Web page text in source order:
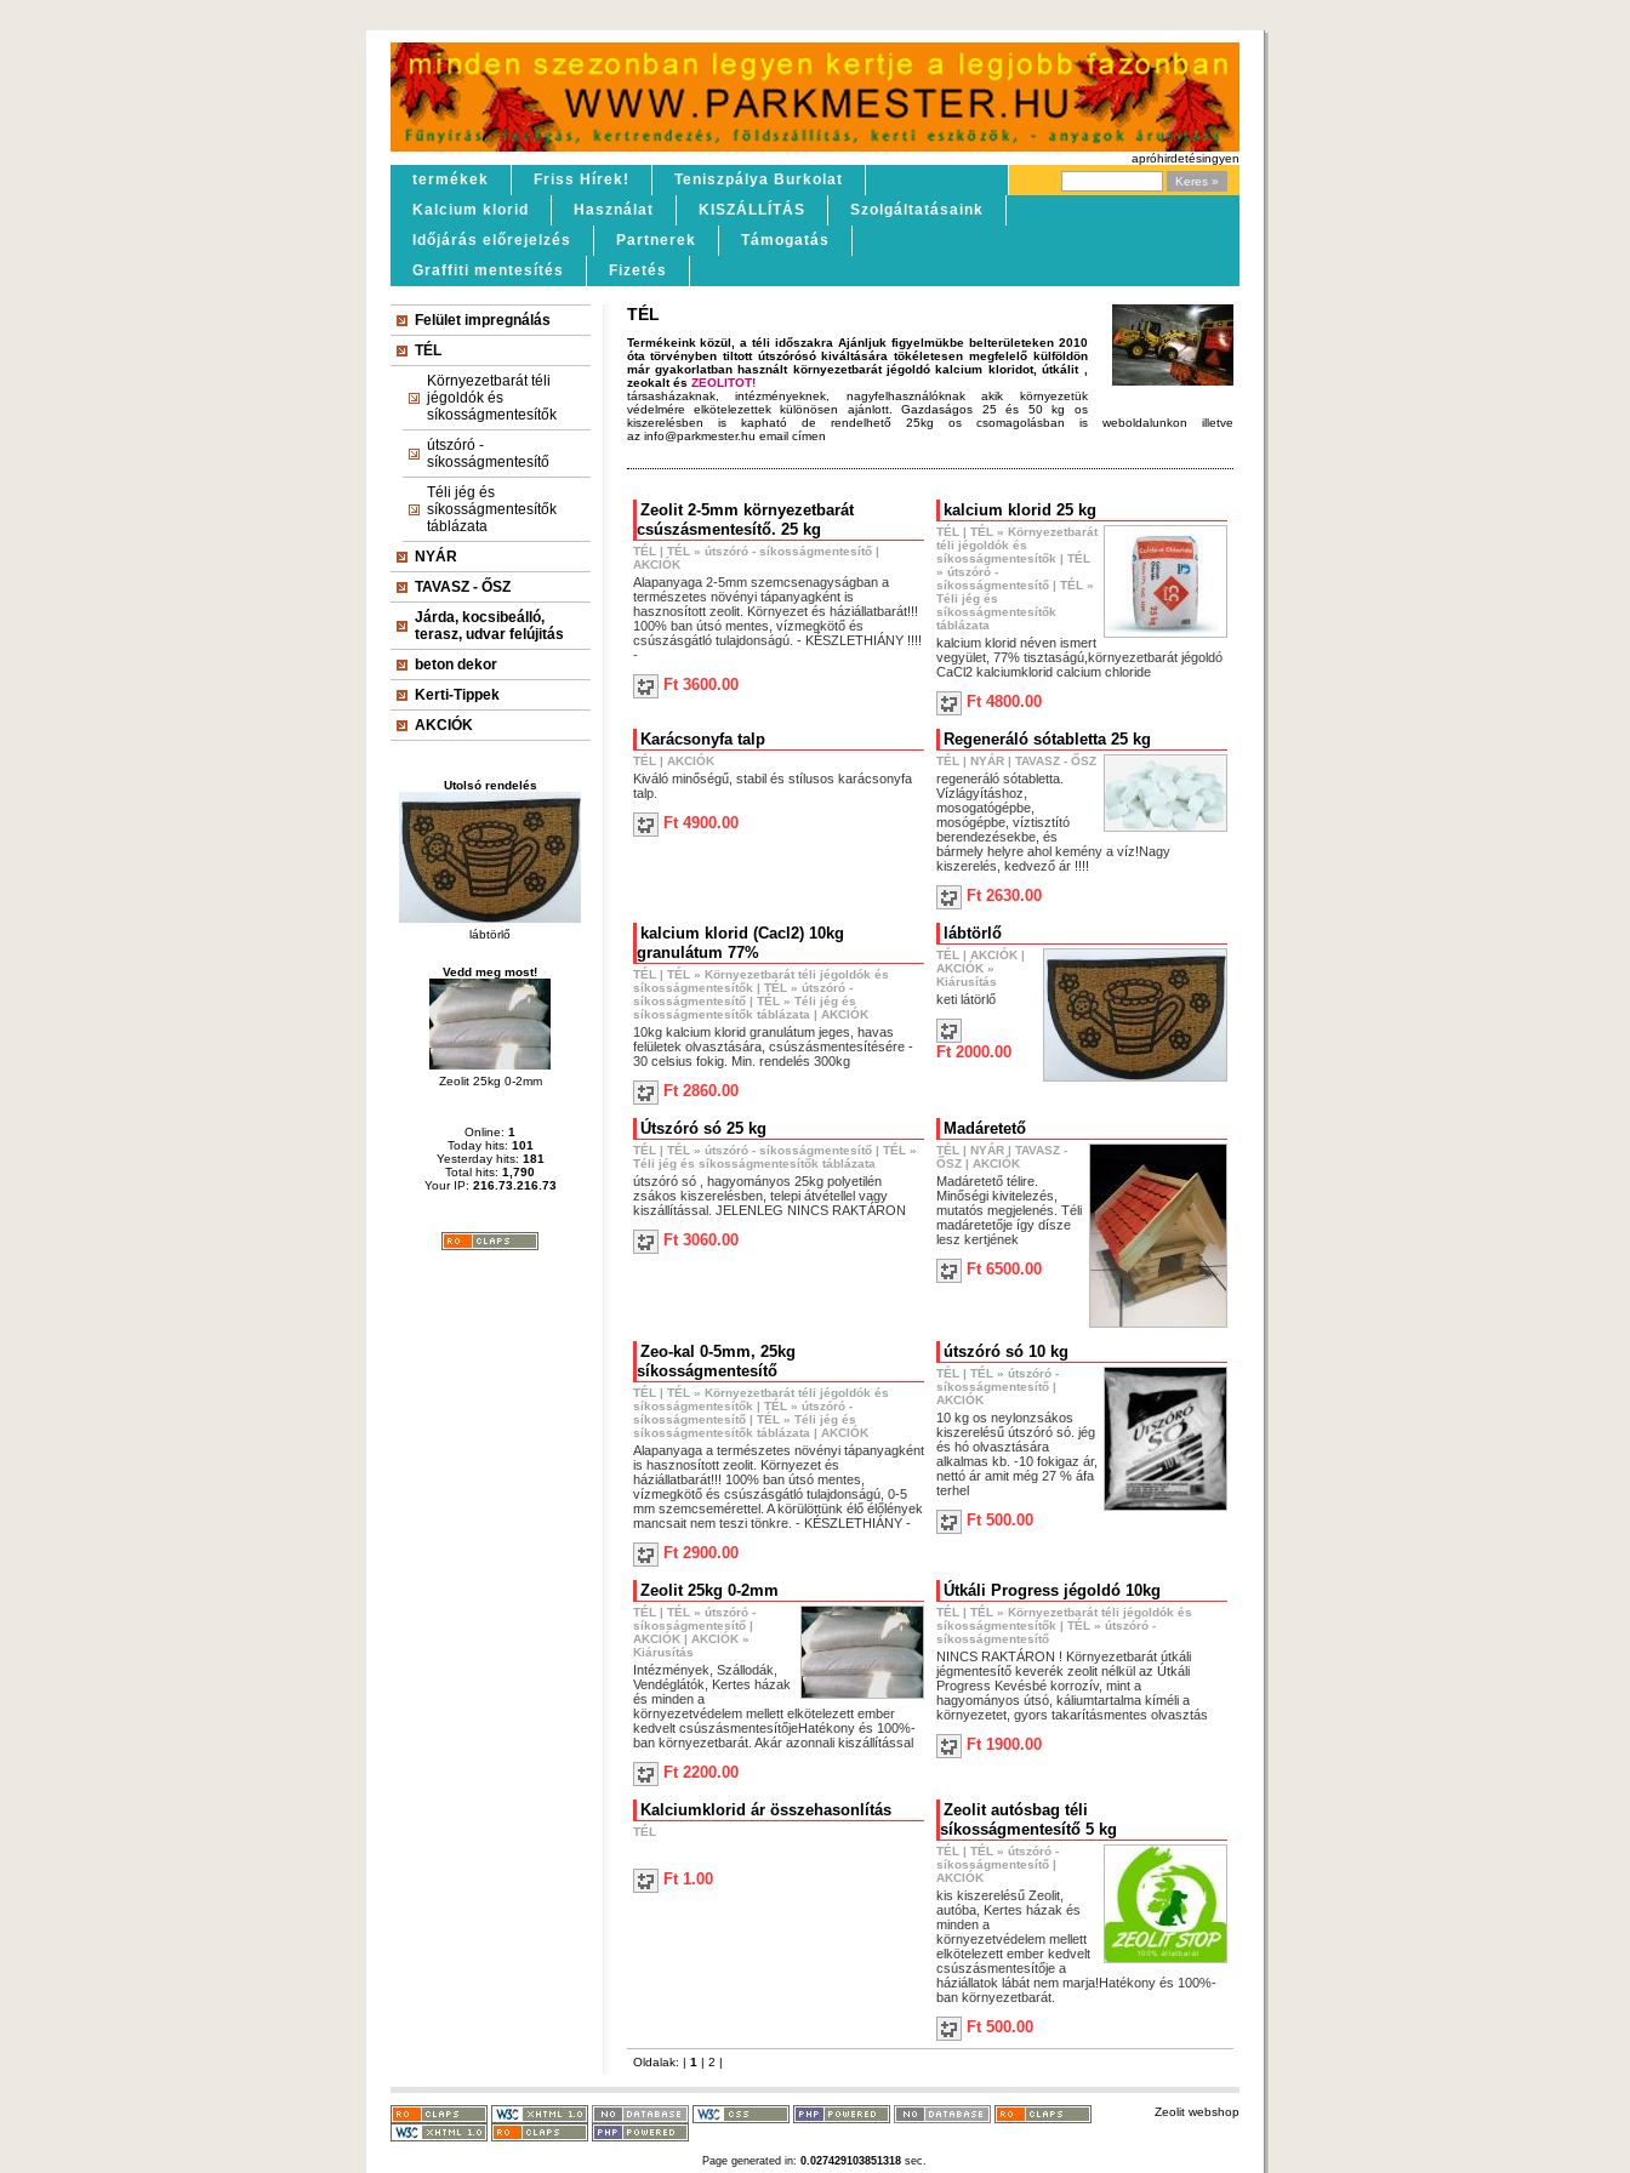
apróhirdetésingyen
termékek Friss Hírek!
Teniszpálya Burkolat
Kalcium klorid
Használat KISZÁLLÍTÁS
Szolgáltatásaink
Időjárás előrejelzés
Partnerek
Támogatás
Graffiti mentesítés
Fizetés
Felület impregnálás
TÉL
Környezetbarát téli
jégoldók és
síkosságmentesítők
útszóró -
síkosságmentesítő
Téli jég és
síkosságmentesítők
táblázata
NYÁR
TAVASZ - ŐSZ
Járda, kocsibeálló,
terasz, udvar felújitás
beton dekor
Kerti-Tippek
AKCIÓK
Utolsó rendelés
lábtörlő
Vedd meg most!
Zeolit 25kg 0-2mm
Online: 1
Today hits: 101
Yesterday hits: 181
Total hits: 1,790
Your IP: 216.73.216.73
TÉL
Termékeink közül, a téli időszakra Ajánljuk figyelmükbe belterületeken 2010
óta törvényben tiltott útszórósó kiváltására tökéletesen megfelelő külföldön
már gyakorlatban használt környezetbarát jégoldó kalcium kloridot, útkálit ,
zeokalt és ZEOLITOT!
társasházaknak, intézményeknek, nagyfelhasználóknak akik környezetük
védelmére elkötelezettek különösen ajánlott. Gazdaságos 25 és 50 kg os
kiszerelésben is kapható de rendelhető 25kg os csomagolásban is weboldalunkon illetve
az info@parkmester.hu email címen
Zeolit 2-5mm környezetbarát
csúszásmentesítő. 25 kg
TÉL | TÉL » útszóró - síkosságmentesítő|
AKCIÓK
Alapanyaga 2-5mm szemcsenagyságban a
természetes növényi tápanyagként is
hasznosított zeolit. Környezet és háziállatbarát!!!
100% ban útsó mentes, vízmegkötő és
csúszásgátló tulajdonságú. - KÉSZLETHIÁNY !!!!
-
Ft 3600.00
kalcium klorid 25 kg
TÉL | TÉL » Környezetbarát
téli jégoldók és
síkosságmentesítők | TÉL
» útszóró -
síkosságmentesítő| TÉL
»
Téli jég és
síkosságmentesítők
táblázata
kalcium klorid néven ismert
vegyület, 77% tisztaságú,környezetbarát jégoldó
CaCl2 kalciumklorid calcium chloride
Ft 4800.00
Karácsonyfa talp
TÉL | AKCIÓK
Kiváló minőségű, stabil és stílusos karácsonyfa
talp.
Ft 4900.00
Regeneráló sótabletta 25 kg
TÉL | NYÁR| TAVASZ - ŐSZ
regeneráló sótabletta.
Vízlágyításhoz,
mosogatógépbe,
mosógépbe, víztisztító
berendezésekbe, és
bármely helyre ahol kemény a víz!Nagy
kiszerelés, kedvező ár !!!!
Ft 2630.00
kalcium klorid (Cacl2) 10kg
granulátum 77%
TÉL | TÉL » Környezetbarát téli jégoldók és
síkosságmentesítők | TÉL » útszóró -
síkosságmentesítő| TÉL » Téli jég és
síkosságmentesítők táblázata | AKCIÓK
10kg kalcium klorid granulátum jeges, havas
felületek olvasztására, csúszásmentesítésére -
30 celsius fokig. Min. rendelés 300kg
Ft 2860.00
lábtörlő
TÉL | AKCIÓK|
AKCIÓK»
Kiárusítás
keti látörlő
Ft 2000.00
Útszóró só 25 kg
TÉL | TÉL » útszóró - síkosságmentesítő| TÉL
»
Téli jég és síkosságmentesítők táblázata
útszóró só , hagyományos 25kg polyetilén
zsákos kiszerelésben, telepi átvétellel vagy
kiszállítással. JELENLEG NINCS RAKTÁRON
Ft 3060.00
Madáretető
TÉL | NYÁR| TAVASZ -
ŐSZ| AKCIÓK
Madáretető télire.
Minőségi kivitelezés,
mutatós megjelenés. Téli
madáretetője így dísze
lesz kertjének
Ft 6500.00
Zeo-kal 0-5mm, 25kg
síkosságmentesítő
TÉL | TÉL » Környezetbarát téli jégoldók és
síkosságmentesítők | TÉL » útszóró -
síkosságmentesítő| TÉL » Téli jég és
síkosságmentesítők táblázata | AKCIÓK
Alapanyaga a természetes növényi tápanyagként
is hasznosított zeolit. Környezet és
háziállatbarát!!! 100% ban útsó mentes,
vízmegkötő és csúszásgátló tulajdonságú, 0-5
mm szemcsemérettel. A körülöttünk élő élőlények
mancsait nem teszi tönkre. - KÉSZLETHIÁNY -
Ft 2900.00
útszóró só 10 kg
TÉL | TÉL » útszóró -
síkosságmentesítő|
AKCIÓK
10 kg os neylonzsákos
kiszerelésű útszóró só. jég
és hó olvasztására
alkalmas kb. -10 fokigaz ár,
nettó ár amit még 27 % áfa
terhel
Ft 500.00
Zeolit 25kg 0-2mm
TÉL | TÉL » útszóró -
síkosságmentesítő|
AKCIÓK| AKCIÓK»
Kiárusítás
Intézmények, Szállodák,
Vendéglátók, Kertes házak
és minden a
környezetvédelem mellett elkötelezett ember
kedvelt csúszásmentesítőjeHatékony és 100%-
ban környezetbarát. Akár azonnali kiszállítással
Ft 2200.00
Útkáli Progress jégoldó 10kg
TÉL | TÉL » Környezetbarát téli jégoldók és
síkosságmentesítők | TÉL » útszóró -
síkosságmentesítő
NINCS RAKTÁRON ! Környezetbarát útkáli
jégmentesítő keverék zeolit nélkül az Útkáli
Progress Kevésbé korrozív, mint a
hagyományos útsó, káliumtartalma kíméli a
környezetet, gyors takarításmentes olvasztás
Ft 1900.00
Kalciumklorid ár összehasonlítás
TÉL
Ft 1.00
Zeolit autósbag téli
síkosságmentesítő 5 kg
TÉL | TÉL » útszóró -
síkosságmentesítő|
AKCIÓK
kis kiszerelésű Zeolit,
autóba, Kertes házak és
minden a
környezetvédelem mellett
elkötelezett ember kedvelt
csúszásmentesítője a
háziállatok lábát nem marja!Hatékony és 100%-
ban környezetbarát.
Ft 500.00
Oldalak: | 1 | 2 |
Zeolit webshop
Page generated in: 0.027429103851318 sec.